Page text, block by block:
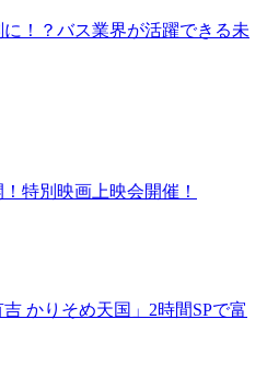
！？バス業界が活躍できる未
特別映画上映会開催！
かりそめ天国」2時間SPで富